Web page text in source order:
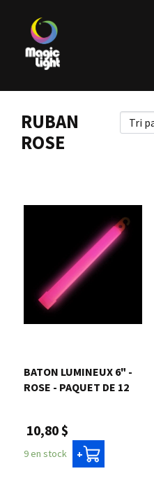
Les plus populaires
Liquidations
FAQ
Me connecter
Panier
English
RUBAN
ROSE
BATON LUMINEUX 6" -
ROSE - PAQUET DE 12
10,80 $
9 en stock +